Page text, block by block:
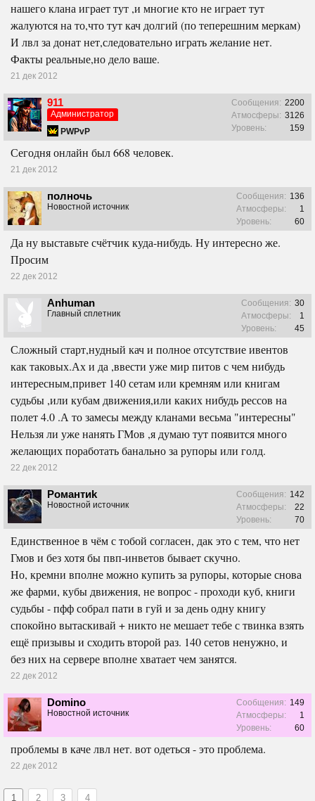
нашего клана играет тут ,и многие кто не играет тут
жалуются на то,что тут кач долгий (по теперешним меркам)
И лвл за донат нет,следовательно играть желание нет.
Факты реальные,но дело ваше.
21 дек 2012
911
Администратор
PWPvP
Сообщения: 2200
Атмосферы: 3126
Уровень:
159
Сегодня онлайн был 668 человек.
21 дек 2012
полночь
Новостной источник
Сообщения: 136
Атмосферы:
1
Уровень:
60
Да ну выставьте счётчик куда-нибудь. Ну интересно же.
Просим
22 дек 2012
Anhuman
Главный сплетник
Сообщения: 30
Атмосферы:
1
Уровень:
45
Сложный старт,нудный кач и полное отсутствие ивентов
как таковых.Ах и да ,ввести уже мир питов с чем нибудь
интересным,привет 140 сетам или кремням или книгам
судьбы ,или кубам движения,или каких нибудь рессов на
полет 4.0 .А то замесы между кланами весьма "интересны"
Нельзя ли уже нанять ГМов ,я думаю тут появится много
желающих поработать банально за рупоры или голд.
22 дек 2012
Pомантиk
Новостной источник
Сообщения: 142
Атмосферы:
22
Уровень:
70
Единственное в чём с тобой согласен, дак это с тем, что нет
Гмов и без хотя бы пвп-инветов бывает скучно.
Но, кремни вполне можно купить за рупоры, которые снова
же фарми, кубы движения, не вопрос - проходи куб, книги
судьбы - пфф собрал пати в гуй и за день одну книгу
спокойно вытаскивай + никто не мешает тебе с твинка взять
ещё призывы и сходить второй раз. 140 сетов ненужно, и
без них на сервере вполне хватает чем занятся.
22 дек 2012
Domino
Новостной источник
Сообщения: 149
Атмосферы:
1
Уровень:
60
проблемы в каче лвл нет. вот одеться - это проблема.
22 дек 2012
1 2 3 4